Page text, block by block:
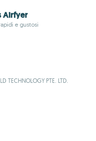
Airfyer
e gustosi
TECHNOLOGY PTE. LTD.